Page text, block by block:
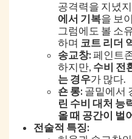
공격력을 지녔
에서 기복을 보
그럼에도 볼 소
하며 코트 리더
송교창: 페인트
하지만, 수비 전
는 경우가 많다.
숀 롱: 골밑에서
린 수비 대처 능
올 때 공간이 벌
전술적 특징: